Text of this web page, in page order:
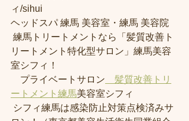
ィ/sihui
ヘッドスパ 練馬 美容室・練馬 美容院
練馬トリートメントなら「髪質改善ト
リートメント特化型サロン」練馬美容
室シフィ！
プライベートサロン 髪質改善トリ
ートメント練馬美容室シフィ
シフィ練馬は感染防止対策点検済みサ